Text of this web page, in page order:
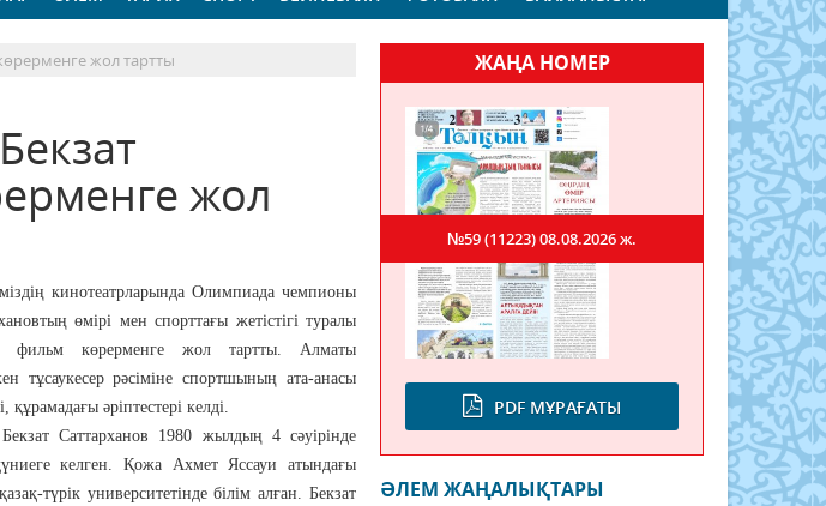
жол тартты
жол
кинотеатрларында Олимпиада чемпионы
өмірі мен спорттағы жетістігі туралы
фильм көрерменге жол тартты. Алматы
тұсаукесер рәсіміне спортшының ата-анасы
құрамадағы әріптестері келді.
Саттарханов 1980 жылдың 4 сәуірінде
келген. Қожа Ахмет Яссауи атындағы
түрік университетінде білім алған. Бекзат
ЖАҢА НОМЕР
PDF МҰРАҒАТЫ
№59 (11223)08.08.2026 ж.
ӘЛЕМ ЖАҢАЛЫҚТАРЫ